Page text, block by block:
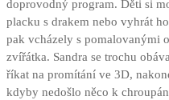
doprovodný program. Děti si
placku s drakem nebo vyhrát
pak vcházely s pomalovanými
zvířátka. Sandra se trochu
říkat na promítání ve 3D,
kdyby nedošlo něco k